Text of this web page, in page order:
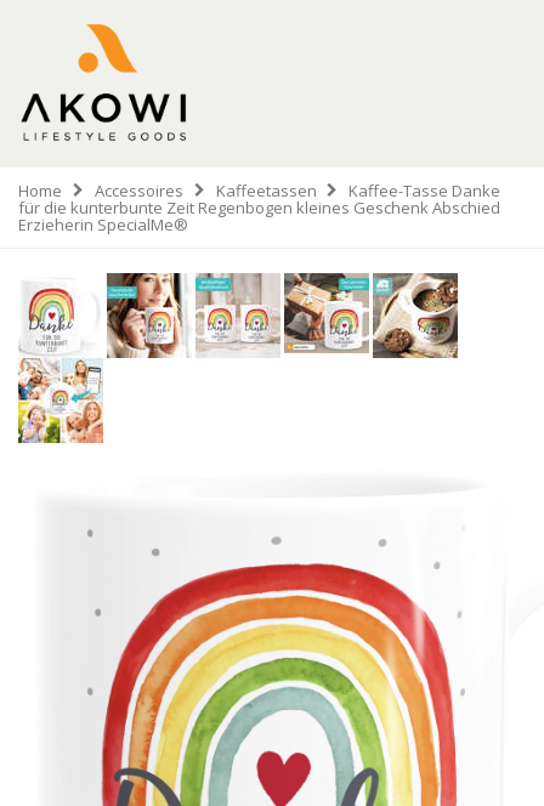
Home Accessoires Kaffeetassen Kaffee-Tasse Danke
für die kunterbunte Zeit Regenbogen kleines Geschenk Abschied
Erzieherin SpecialMe®